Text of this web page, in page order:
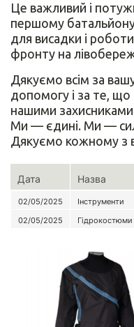
Це важливий і
першому
для висадки і
фронту на
Дякуємо всім за
допомогу і за те, що
нашими
Ми — єдині. Ми —
Дякуємо кожному з
Дата Назва
02/05/2025 Інструменти
02/05/2025
Гідрокостюми